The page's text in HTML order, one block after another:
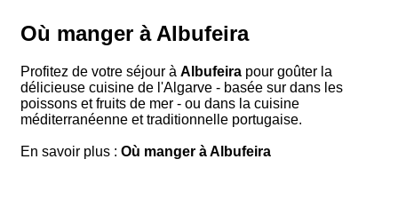
Où manger à Albufeira
Profitez de votre séjour à Albufeira pour goûter la
délicieuse cuisine de l'Algarve - basée sur dans les
poissons et fruits de mer - ou dans la cuisine
méditerranéenne et traditionnelle portugaise.
En savoir plus : Où manger à Albufeira